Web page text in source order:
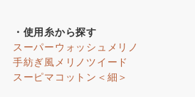
・使用糸から探す
スーパーウォッシュメリノ
手紡ぎ風メリノツイード
スーピマコットン＜細＞